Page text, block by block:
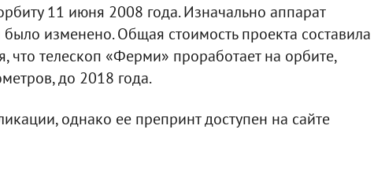
11 июня 2008 года. Изначально аппарат
изменено. Общая стоимость проекта составила
телескоп «Ферми» проработает на орбите,
до 2018 года.
однако ее препринт доступен на сайте